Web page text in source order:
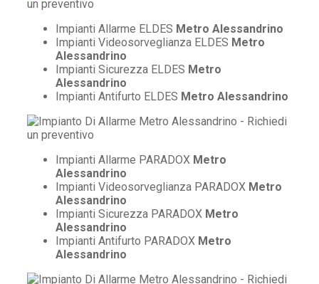
Impianti Allarme ELDES Metro Alessandrino
Impianti Videosorveglianza ELDES Metro
Alessandrino
Impianti Sicurezza ELDES Metro
Alessandrino
Impianti Antifurto ELDES Metro Alessandrino
Impianti Allarme PARADOX Metro
Alessandrino
Impianti Videosorveglianza PARADOX Metro
Alessandrino
Impianti Sicurezza PARADOX Metro
Alessandrino
Impianti Antifurto PARADOX Metro
Alessandrino